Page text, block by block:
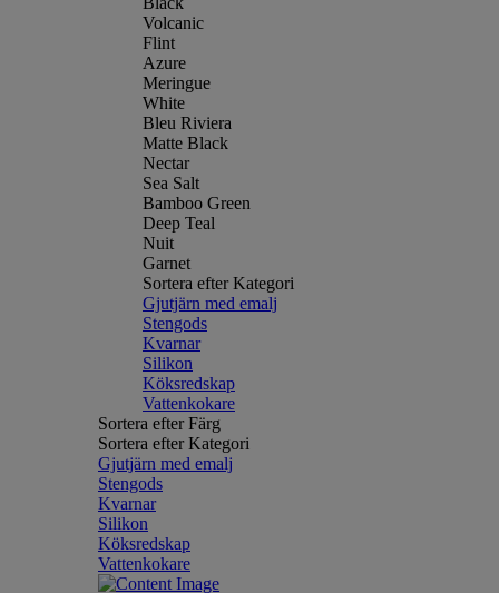
Volcanic
Flint
Azure
Meringue
White
Bleu Riviera
Matte Black
Nectar
Sea Salt
Bamboo Green
Deep Teal
Nuit
Garnet
Sortera efter Kategori
Gjutjärn med emalj
Stengods
Kvarnar
Silikon
Köksredskap
Vattenkokare
Sortera efter Färg
Sortera efter Kategori
Gjutjärn med emalj
Stengods
Kvarnar
Silikon
Köksredskap
Vattenkokare